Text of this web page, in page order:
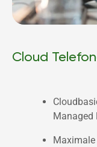
Cloud
Managed